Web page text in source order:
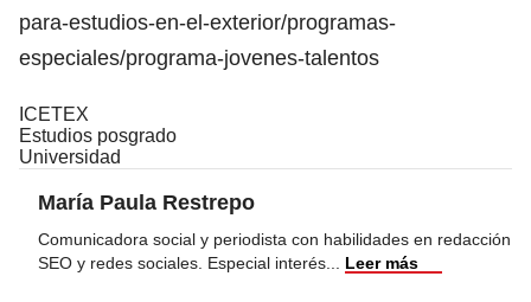
para-estudios-en-el-exterior/programas-
especiales/programa-jovenes-talentos
ICETEX
Estudios posgrado
Universidad
María Paula Restrepo
Comunicadora social y periodista con habilidades en redacción
SEO y redes sociales. Especial interés
Leer más